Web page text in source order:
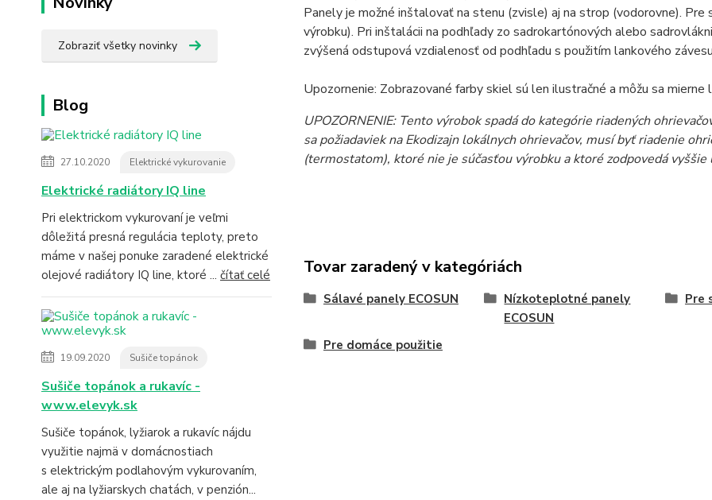
Zobraziť všetky novinky
Blog
27.10.2020 Elektrické vykurovanie
Elektrické radiátory IQ line
Pri elektrickom vykurovaní je veľmi
dôležitá presná regulácia teploty, preto
máme v našej ponuke zaradené elektrické
olejové radiátory IQ line, ktoré ... čítať celé
19.09.2020 Sušiče topánok
Sušiče topánok a rukavíc -
www.elevyk.sk
Sušiče topánok, lyžiarok a rukavíc nájdu
využitie najmä v domácnostiach
s elektrickým podlahovým vykurovaním,
ale aj na lyžiarskych chatách, v penzión...
Panely je možné inštalovať na stenu (zvisle) aj na strop (vodorovne).
výrobku). Pri inštalácii na podhľady zo sadrokartónových alebo
zvýšená odstupová vzdialenosť od podhľadu s použitím lankového
Upozornenie: Zobrazované farby skiel sú len ilustračné a môžu sa
UPOZORNENIE: Tento výrobok spadá do kategórie riadených
sa požiadaviek na Ekodizajn lokálnych ohrievačov, musí byť riadenie
(termostatom), ktoré nie je súčasťou výrobku a ktoré zodpovedá vyššie
Tovar zaradený v kategóriách
Sálavé panely ECOSUN
Nízkoteplotné panely
ECOSUN
Pre
Pre domáce použitie